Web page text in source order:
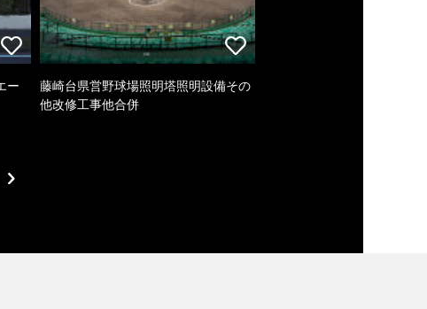
ー
藤崎台県営野球場照明塔照明設備その
他改修工事他合併